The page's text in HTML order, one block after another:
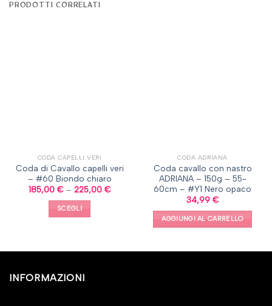
PRODOTTI CORRELATI
CODA CAPELLI VERI
Coda di Cavallo capelli veri
– #60 Biondo chiaro
185,00 €– 225,00 €
SCEGLI
CODA ADRIANA
Coda cavallo con nastro
ADRIANA – 150g – 55-
60cm – #Y1 Nero opaco
34,99 €
AGGIUNGI AL CARRELLO
INFORMAZIONI